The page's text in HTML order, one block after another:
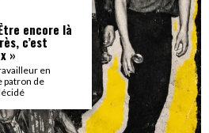
encore là
c’est
»
en
patron de